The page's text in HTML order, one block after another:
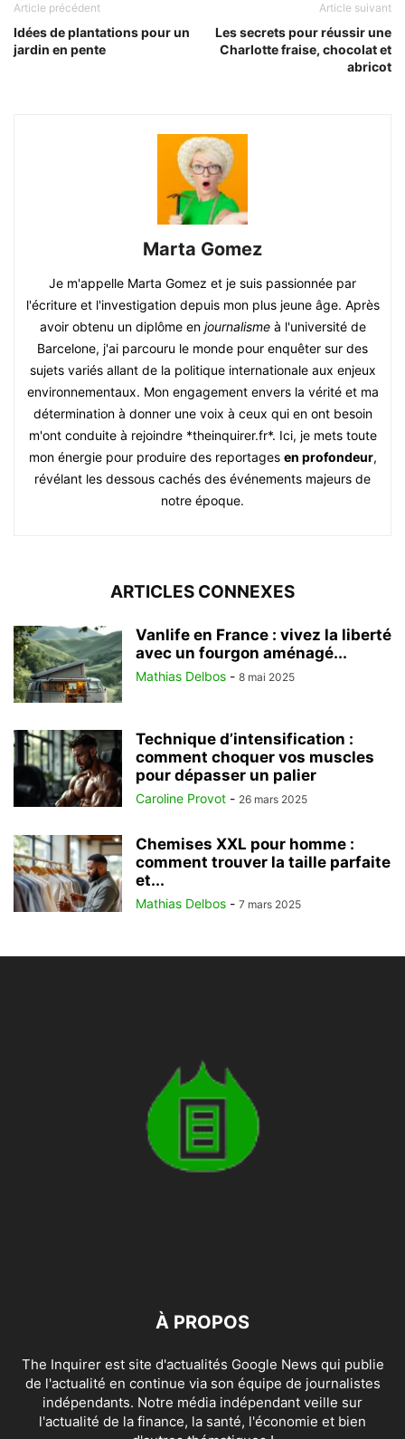
Article précédent
Idées de plantations pour un
jardin en pente
Article suivant
Les secrets pour réussir une
Charlotte fraise, chocolat et
abricot
Marta Gomez
Je m'appelle Marta Gomez et je suis passionnée par
l'écriture et l'investigation depuis mon plus jeune âge. Après
avoir obtenu un diplôme en journalismeà l'université de
Barcelone, j'ai parcouru le monde pour enquêter sur des
sujets variés allant de la politique internationale aux enjeux
environnementaux. Mon engagement envers la vérité et ma
détermination à donner une voix à ceux qui en ont besoin
m'ont conduite à rejoindre *theinquirer.fr*. Ici, je mets toute
mon énergie pour produire des reportages en profondeur,
révélant les dessous cachés des événements majeurs de
notre époque.
ARTICLES CONNEXES
Vanlife en France : vivez la liberté
avec un fourgon aménagé...
Mathias Delbos - 8 mai 2025
Technique d’intensification :
comment choquer vos muscles
pour dépasser un palier
Caroline Provot - 26 mars 2025
Chemises XXL pour homme :
comment trouver la taille parfaite
et...
Mathias Delbos - 7 mars 2025
À PROPOS
The Inquirer est site d'actualités Google News qui publie
de l'actualité en continue via son équipe de journalistes
indépendants. Notre média indépendant veille sur
l'actualité de la finance, la santé, l'économie et bien